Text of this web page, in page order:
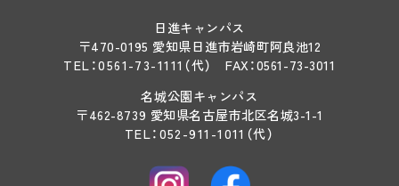
日進キャンパス
〒470-0195 愛知県日進市岩崎町阿良池12
TEL：0561-73-1111 （代）
FAX：0561-73-3011
名城公園キャンパス
〒462-8739 愛知県名古屋市北区名城3-1-1
TEL：052-911-1011 （代）